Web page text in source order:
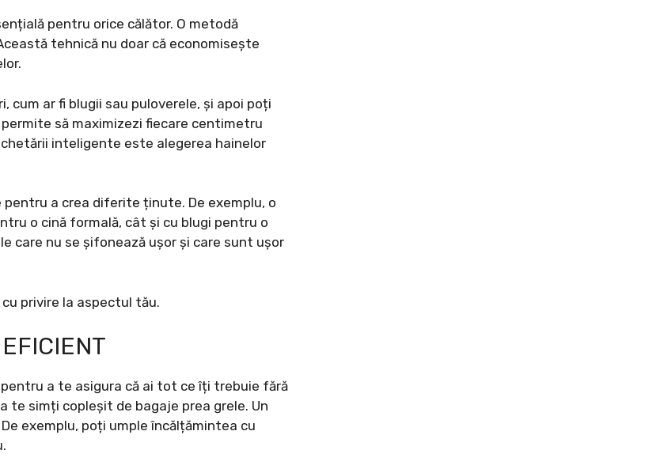
pentru orice călător. O metodă
tehnică nu doar că economisește
cum ar fi blugii sau puloverele, și apoi poți
să maximizezi fiecare centimetru
inteligente este alegerea hainelor
a crea diferite ținute. De exemplu, o
o cină formală, cât și cu blugi pentru o
care nu se șifonează ușor și care sunt ușor
privire la aspectul tău.
a te asigura că ai tot ce îți trebuie fără
te simți copleșit de bagaje prea grele. Un
exemplu, poți umple încălțămintea cu